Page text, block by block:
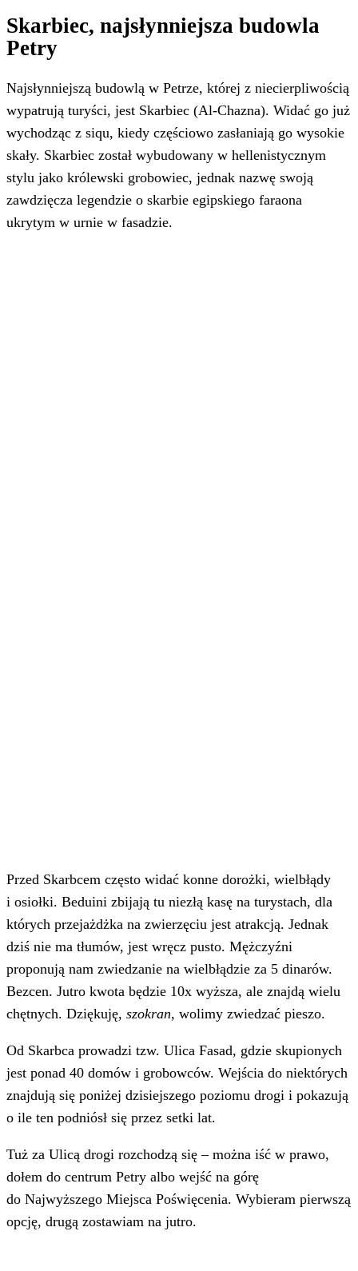
Skarbiec, najsłynniejsza budowla
Petry
Najsłynniejszą budowlą w Petrze, której z niecierpliwością
wypatrują turyści, jest Skarbiec (Al-Chazna). Widać go już
wychodząc z siqu, kiedy częściowo zasłaniają go wysokie
skały. Skarbiec został wybudowany w hellenistycznym
stylu jako królewski grobowiec, jednak nazwę swoją
zawdzięcza legendzie o skarbie egipskiego faraona
ukrytym w urnie w fasadzie.
Przed Skarbcem często widać konne dorożki, wielbłądy
i osiołki. Beduini zbijają tu niezłą kasę na turystach, dla
których przejażdżka na zwierzęciu jest atrakcją. Jednak
dziś nie ma tłumów, jest wręcz pusto. Mężczyźni
proponują nam zwiedzanie na wielbłądzie za 5 dinarów.
Bezcen. Jutro kwota będzie 10x wyższa, ale znajdą wielu
chętnych. Dziękuję, szokran, wolimy zwiedzać pieszo.
Od Skarbca prowadzi tzw. Ulica Fasad, gdzie skupionych
jest ponad 40 domów i grobowców. Wejścia do niektórych
znajdują się poniżej dzisiejszego poziomu drogi i pokazują
o ile ten podniósł się przez setki lat.
Tuż za Ulicą drogi rozchodzą się – można iść w prawo,
dołem do centrum Petry albo wejść na górę
do Najwyższego Miejsca Poświęcenia. Wybieram pierwszą
opcję, drugą zostawiam na jutro.